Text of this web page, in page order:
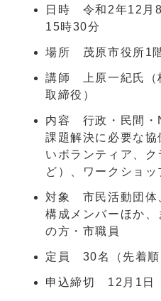
日時 令和2年12月
15時30分
場所 茂原市役所1
講師 上原一紀氏（
取締役）
内容 行政・民間・
課題解決に必要な
いボランティア、
ど）、ワークショ
対象 市民活動団体
構成メンバーほか
の方・市職員
定員 30名（先着順
申込締切 12月1日